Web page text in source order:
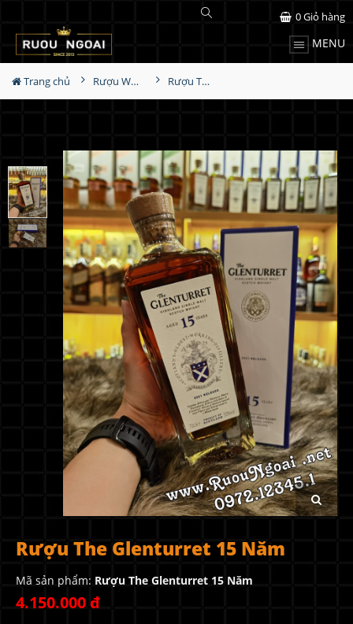
MENU
0Giỏ hàng
Trang chủ Rượu Whisky Rượu The Glenturret 15 Năm
Rượu The Glenturret 15 Năm
Mã sản phẩm: Rượu The Glenturret 15 Năm
4.150.000 đ